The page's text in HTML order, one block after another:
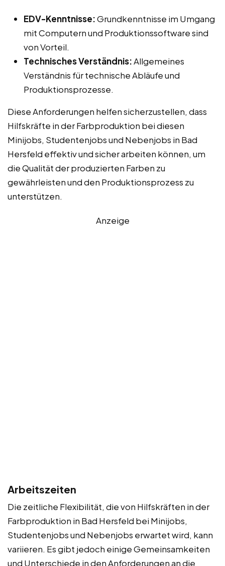
EDV-Kenntnisse:Grundkenntnisse im Umgang
mit Computern und Produktionssoftware sind
von Vorteil.
Technisches Verständnis:Allgemeines
Verständnis für technische Abläufe und
Produktionsprozesse.
Diese Anforderungen helfen sicherzustellen, dass
Hilfskräfte in der Farbproduktion bei diesen
Minijobs, Studentenjobs und Nebenjobs in Bad
Hersfeld effektiv und sicher arbeiten können, um
die Qualität der produzierten Farben zu
gewährleisten und den Produktionsprozess zu
unterstützen.
Anzeige
Arbeitszeiten
Die zeitliche Flexibilität, die von Hilfskräften in der
Farbproduktion in Bad Hersfeld bei Minijobs,
Studentenjobs und Nebenjobs erwartet wird, kann
variieren. Es gibt jedoch einige Gemeinsamkeiten
und Unterschiede in den Anforderungen an die